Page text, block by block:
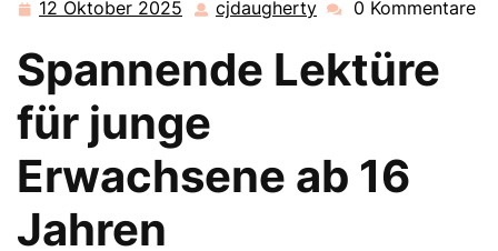
12 Oktober 2025 12
2025
cjdaugherty cjdaugherty
0 Kommentare
Spannende Lektüre
für junge
Erwachsene ab 16
Jahren